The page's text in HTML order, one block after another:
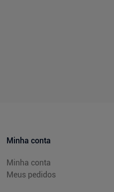
Minha conta
Minha conta
Meus pedidos